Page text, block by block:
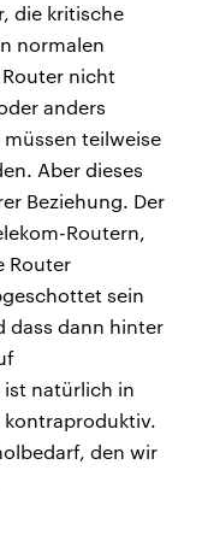
die kritische
normalen
nicht
anders
teilweise
Aber dieses
Beziehung. Der
Routern,
Router
sein
dass dann hinter
natürlich in
kontraproduktiv.
den wir